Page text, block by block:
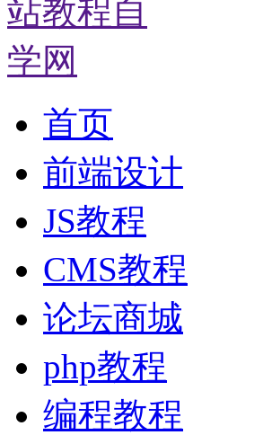
首页
前端设计
JS教程
CMS教程
论坛商城
php教程
编程教程